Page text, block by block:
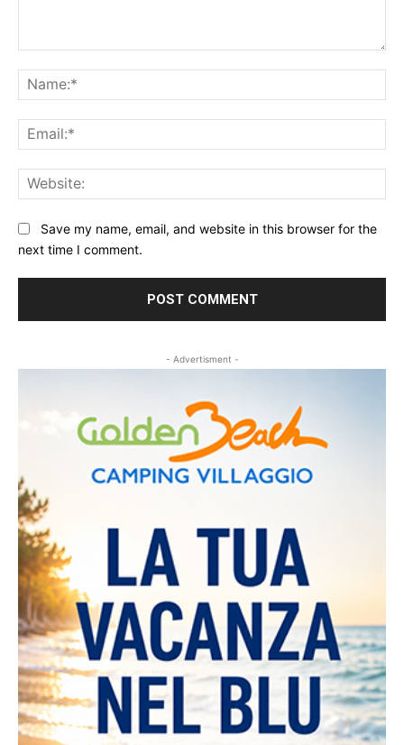
Save my name, email, and website in this browser for the
next time I comment.
- Advertisment -